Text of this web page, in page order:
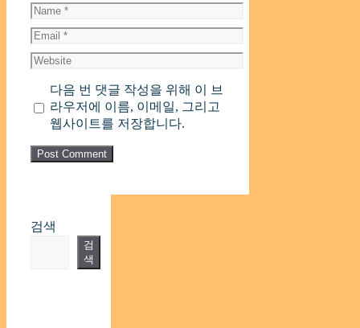
Name
Email
Website
다음 번 댓글 작성을 위해 이 브
라우저에 이름, 이메일, 그리고
웹사이트를 저장합니다.
검색
검
색